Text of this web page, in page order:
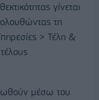
γίνεται
τη
> Τέλη &
μέσω του